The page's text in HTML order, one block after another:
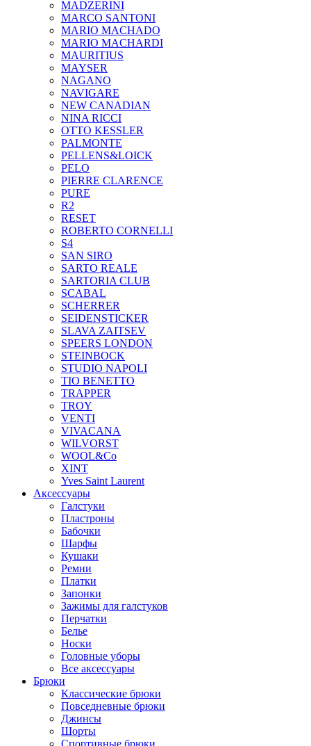
MADZERINI
MARCO SANTONI
MARIO MACHADO
MARIO MACHARDI
MAURITIUS
MAYSER
NAGANO
NAVIGARE
NEW CANADIAN
NINA RICCI
OTTO KESSLER
PALMONTE
PELLENS&LOICK
PELO
PIERRE CLARENCE
PURE
R2
RESET
ROBERTO CORNELLI
S4
SAN SIRO
SARTO REALE
SARTORIA CLUB
SCABAL
SCHERRER
SEIDENSTICKER
SLAVA ZAITSEV
SPEERS LONDON
STEINBOCK
STUDIO NAPOLI
TIO BENETTO
TRAPPER
TROY
VENTI
VIVACANA
WILVORST
WOOL&Co
XINT
Yves Saint Laurent
Аксессуары
Галстуки
Пластроны
Бабочки
Шарфы
Кушаки
Ремни
Платки
Запонки
Зажимы для галстуков
Перчатки
Белье
Носки
Головные уборы
Все аксессуары
Брюки
Классические брюки
Повседневные брюки
Джинсы
Шорты
Спортивные брюки